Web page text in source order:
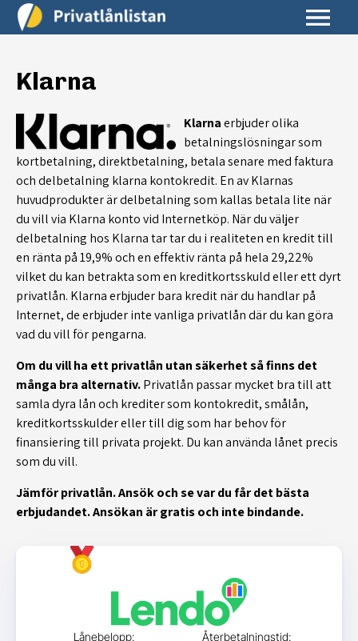
Klarna
Klarnaerbjuder olika
betalningslösningar som
kortbetalning, direktbetalning, betala senare med faktura
och delbetalning klarna kontokredit. En av Klarnas
huvudprodukter är delbetalning som kallas betala lite när
du vill via Klarna konto vid Internetköp. När du väljer
delbetalning hos Klarna tar tar du i realiteten en kredit till
en ränta på 19,9% och en effektiv ränta på hela 29,22%
vilket du kan betrakta som en kreditkortsskuld eller ett dyrt
privatlån. Klarna erbjuder bara kredit när du handlar på
Internet, de erbjuder inte vanliga privatlån där du kan göra
vad du vill för pengarna.
Om du vill ha ett privatlån utan säkerhet så finns det
många bra alternativ.Privatlån passar mycket bra till att
samla dyra lån och krediter som kontokredit, smålån,
kreditkortsskulder eller till dig som har behov för
finansiering till privata projekt. Du kan använda lånet precis
som du vill.
Jämför privatlån. Ansök och se var du får det bästa
erbjudandet. Ansökan är gratis och inte bindande.
Lånebelopp: Återbetalningstid: